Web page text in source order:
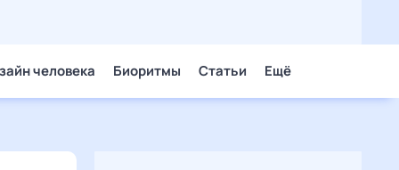
человека Биоритмы Статьи Ещё